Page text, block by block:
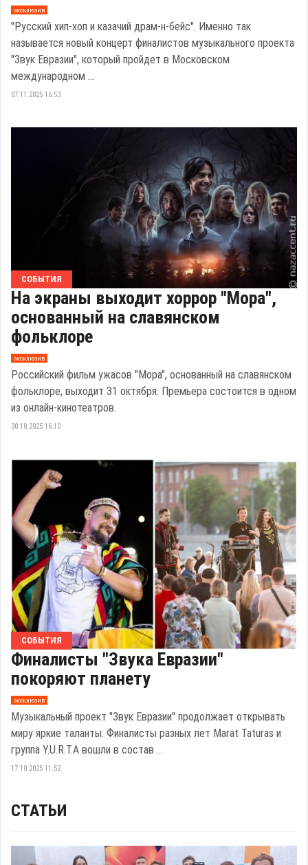
эксклюзив
"Русский хип-хоп и казачий драм-н-бейс". Именно так
называется новый концерт финалистов музыкального проекта
"Звук Евразии", который пройдет в Московском
международном ...
07.11.2025 16:53
СОБЫТИЯ
На экраны выходит хоррор "Мора",
основанный на славянском
фольклоре
эксклюзив
Российский фильм ужасов "Мора", основанный на славянском
фольклоре, выходит 31 октября. Премьера состоится в одном
из онлайн-кинотеатров.
30.10.2025 16:10
СОБЫТИЯ
Финалисты "Звука Евразии"
покоряют планету
эксклюзив
Музыкальный проект "Звук Евразии" продолжает открывать
миру яркие таланты. Финалисты разных лет Marat Taturas и
группа Y.U.R.T.A вошли в состав ...
17.10.2025 11:52
СТАТЬИ